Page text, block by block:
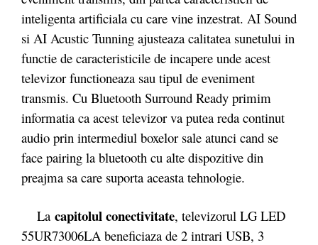
inteligenta artificiala cu care vine inzestrat. AI Sound
si AI Acustic Tunning ajusteaza calitatea sunetului in
functie de caracteristicile de incapere unde acest
televizor functioneaza sau tipul de eveniment
transmis. Cu Bluetooth Surround Ready primim
informatia ca acest televizor va putea reda continut
audio prin intermediul boxelor sale atunci cand se
face pairing la bluetooth cu alte dispozitive din
preajma sa care suporta aceasta tehnologie.
La capitolul conectivitate, televizorul LG LED
55UR73006LA beneficiaza de 2 intrari USB, 3